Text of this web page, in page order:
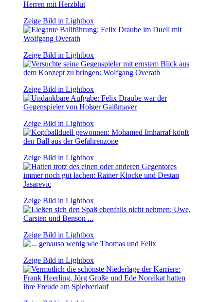
Zeige Bild in Lightbox
Zeige Bild in Lightbox
Zeige Bild in Lightbox
Zeige Bild in Lightbox
Zeige Bild in Lightbox
Zeige Bild in Lightbox
Zeige Bild in Lightbox
Zeige Bild in Lightbox